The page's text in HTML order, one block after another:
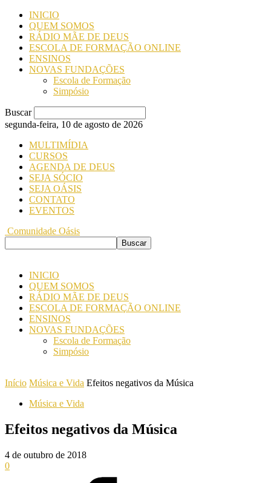
INICIO
QUEM SOMOS
RÁDIO MÃE DE DEUS
ESCOLA DE FORMAÇÃO ONLINE
ENSINOS
NOVAS FUNDAÇÕES
Escola de Formação
Simpósio
Buscar
segunda-feira, 10 de agosto de 2026
MULTIMÍDIA
CURSOS
AGENDA DE DEUS
SEJA SÓCIO
SEJA OÁSIS
CONTATO
EVENTOS
Comunidade Oásis
INICIO
QUEM SOMOS
RÁDIO MÃE DE DEUS
ESCOLA DE FORMAÇÃO ONLINE
ENSINOS
NOVAS FUNDAÇÕES
Escola de Formação
Simpósio
Início Música e Vida Efeitos negativos da Música
Música e Vida
Efeitos negativos da Música
4 de outubro de 2018
0